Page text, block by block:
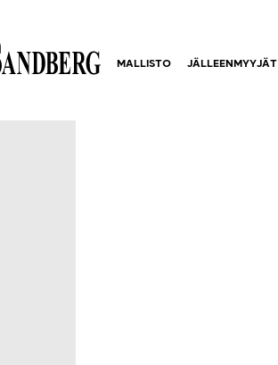
MALLISTO JÄLLEENMYYJÄT